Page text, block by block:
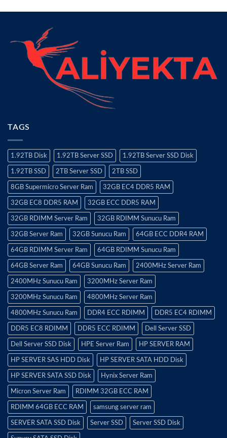
TAGS
1.92TB Disk 1.92TB Server SSD 1.92TB Server SSD Disk
1.92TB SSD 2TB Server SSD 2TB SSD
8GB Supermicro Server Ram 32GB EC4 DDR5 RAM
32GB EC8 DDR5 RAM 32GB ECC DDR5 RAM
32GB RDIMM Server Ram 32GB RDIMM Sunucu Ram
32GB Server Ram 32GB Sunucu Ram 64GB ECC DDR4 RAM
64GB RDIMM Server Ram 64GB RDIMM Sunucu Ram
64GB Server Ram 64GB Sunucu Ram 2400MHz Server Ram
2400MHz Sunucu Ram 3200MHz Server Ram
3200MHz Sunucu Ram 4800MHz Server Ram
4800MHz Sunucu Ram DDR4 ECC RDIMM DDR5 EC4 RDIMM
DDR5 EC8 RDIMM DDR5 ECC RDIMM Dell Server SSD
Dell Server SSD Disk HPE Server Ram HP SERVER RAM
HP SERVER SAS HDD Disk HP SERVER SATA HDD Disk
HP SERVER SATA SSD Disk Hynix Server Ram
Micron Server Ram RDIMM 32GB ECC RAM
RDIMM 64GB ECC RAM samsung server ram
SERVER SATA SSD Disk Server SSD Server SSD Disk